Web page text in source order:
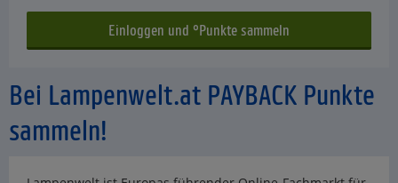
Bei Lampenwelt.at PAYBACK Punkte
sammeln!